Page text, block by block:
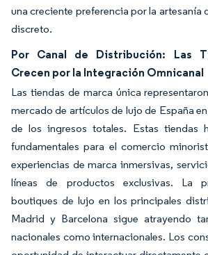
una creciente preferencia por la artesanía
discreto.
Por Canal de Distribución: Las
Crecen por la Integración Omnicanal
Las tiendas de marca única
mercado de artículos de lujo de España
de los ingresos totales. Estas tiendas
fundamentales para el comercio
experiencias de marca inmersivas,
líneas de productos exclusivas. La
boutiques de lujo en los principales
Madrid y Barcelona sigue atrayendo
nacionales como internacionales. Los